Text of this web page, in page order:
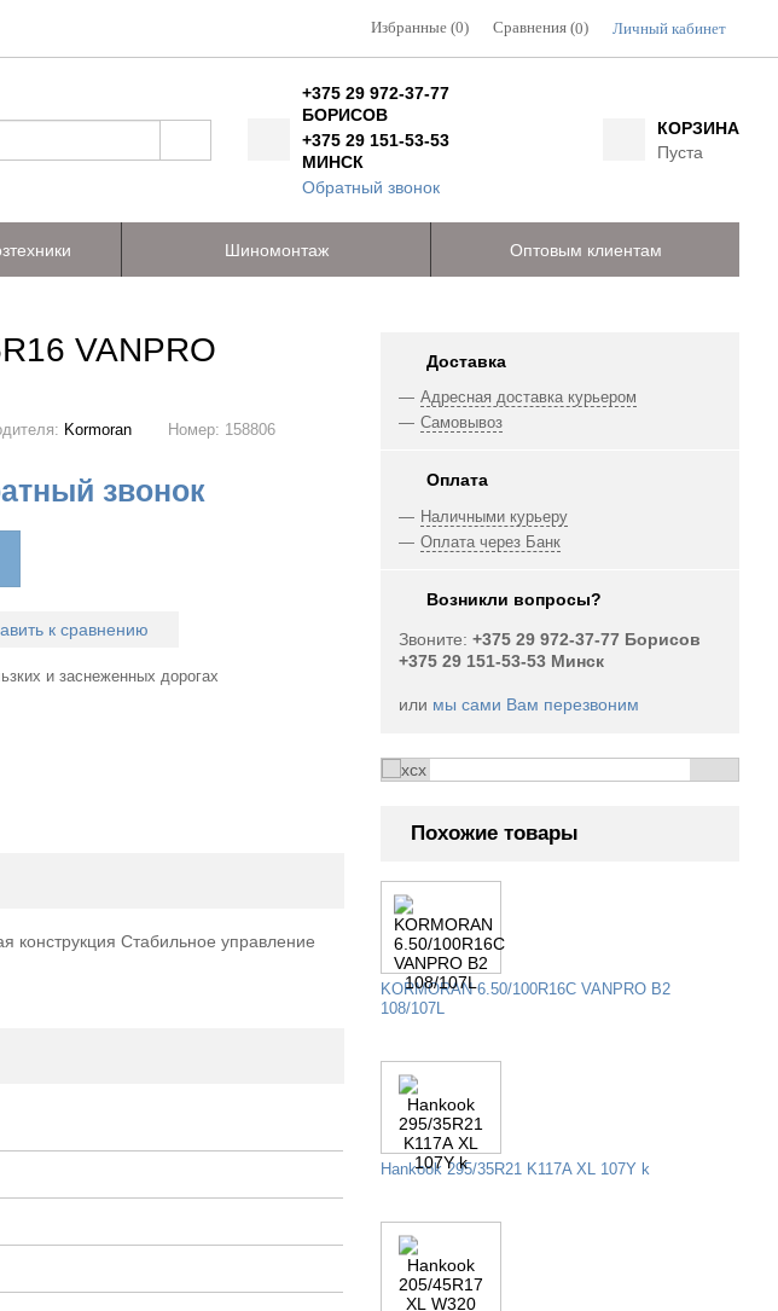
Избранные (0) Сравнения (0) Личный кабинет
+375 29 972-37-77
БОРИСОВ
+375 29 151-53-53
МИНСК
Обратный звонок
КОРЗИНА
Пуста
Шиномонтаж Оптовым клиентам
VANPRO
Kormoran Номер: 158806
звонок
к сравнению
и заснеженных дорогах
конструкция Стабильное управление
Доставка
Адресная доставка курьером
Самовывоз
Оплата
Наличными курьеру
Оплата через Банк
Возникли вопросы?
Звоните: +375 29 972-37-77 Борисов
+375 29 151-53-53 Минск
или мы сами Вам перезвоним
Огромный Огромный выбор
ОПТ/РОЗНИЦА
Похожие товары
KORMORAN 6.50/100R16C VANPRO B2
108/107L
Hankook 295/35R21 K117A XL 107Y k